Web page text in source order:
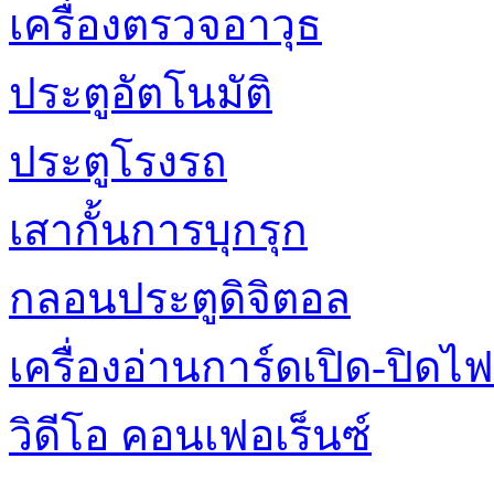
เครื่องตรวจอาวุธ
ประตูอัตโนมัติ
ประตูโรงรถ
เสากั้นการบุกรุก
กลอนประตูดิจิตอล
เครื่องอ่านการ์ดเปิด-ปิดไฟ
วิดีโอ คอนเฟอเร็นซ์